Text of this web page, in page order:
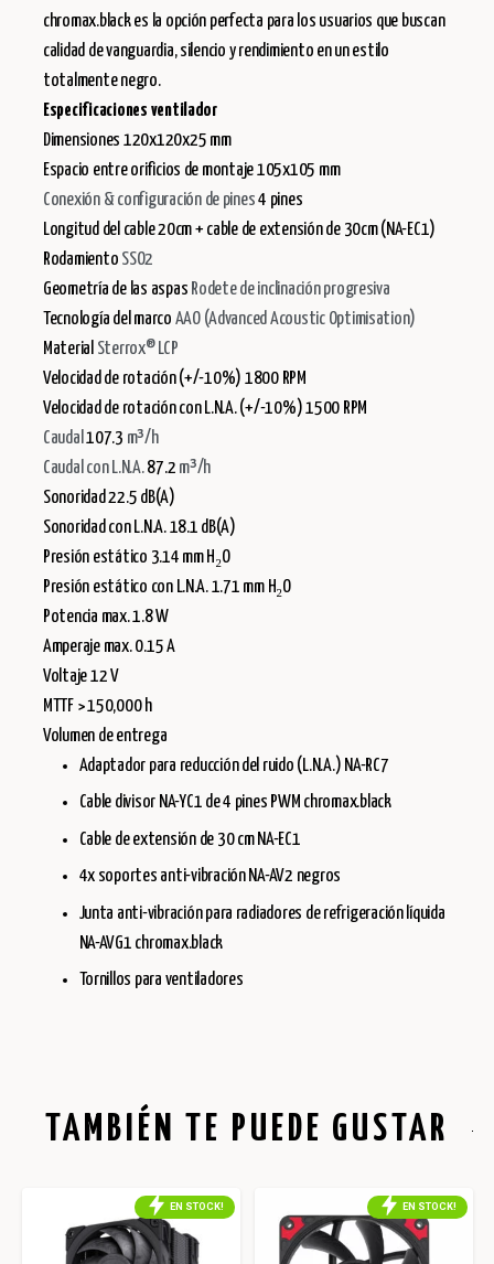
chromax.black es la opción perfecta para los usuarios que buscan
calidad de vanguardia, silencio y rendimiento en un estilo
totalmente negro.
Especificaciones ventilador
Dimensiones 120x120x25 mm
Espacio entre orificios de montaje 105x105 mm
Conexión & configuración de pines4 pines
Longitud del cable 20cm + cable de extensión de 30cm (NA-EC1)
Rodamiento SSO2
Geometría de las aspas Rodete de inclinación progresiva
Tecnología del marco AAO (Advanced Acoustic Optimisation)
Material Sterrox® LCP
Velocidad de rotación (+/-10%) 1800 RPM
Velocidad de rotación con L.N.A. (+/-10%) 1500 RPM
Caudal 107.3 m³/h
Caudal con L.N.A.87.2 m³/h
Sonoridad 22.5 dB(A)
Sonoridad con L.N.A. 18.1 dB(A)
Presión estático 3.14 mm H₂O
Presión estático con L.N.A. 1.71 mm H₂O
Potencia max. 1.8 W
Amperaje max. 0.15 A
Voltaje 12 V
MTTF > 150,000 h
Volumen de entrega
Adaptador para reducción del ruido (L.N.A.) NA-RC7
Cable divisor NA-YC1 de 4 pines PWM chromax.black
Cable de extensión de 30 cm NA-EC1
4x soportes anti-vibración NA-AV2 negros
Junta anti-vibración para radiadores de refrigeración líquida
NA-AVG1 chromax.black
Tornillos para ventiladores
TAMBIÉN TE PUEDE GUSTAR
EN STOCK! EN STOCK!